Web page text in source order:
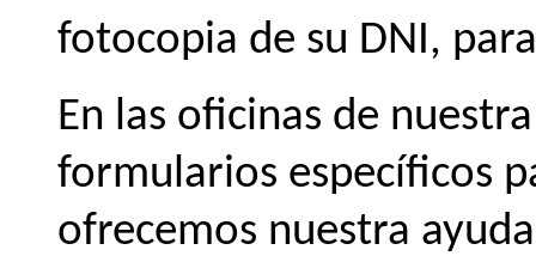
fotocopia de su DNI,
En las oficinas de
formularios específicos
ofrecemos nuestra